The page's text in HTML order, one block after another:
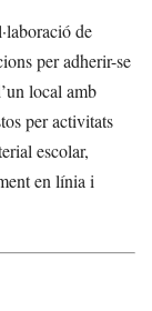
de
per adherir-se
local amb
per activitats
escolar,
en línia i